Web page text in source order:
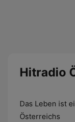
Hitradio
Das Leben ist
Österreichs